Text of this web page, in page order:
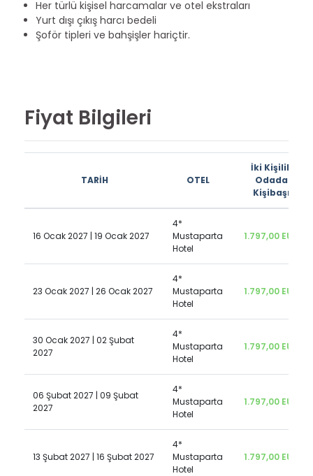
Her türlü kişisel harcamalar ve otel ekstraları
Yurt dışı çıkış harcı bedeli
Şoför tipleri ve bahşişler hariçtir.
Fiyat Bilgileri
TARİH OTEL
İki Kişilik
Odada
Kişibaşı
16 Ocak 2027 | 19 Ocak 2027
4*
Mustaparta
Hotel
1.797,00 EUR
23 Ocak 2027 | 26 Ocak 2027
4*
Mustaparta
Hotel
1.797,00 EUR
30 Ocak 2027 | 02 Şubat
2027
4*
Mustaparta
Hotel
1.797,00 EUR
06 Şubat 2027 | 09 Şubat
2027
4*
Mustaparta
Hotel
1.797,00 EUR
13 Şubat 2027 | 16 Şubat 2027
4*
Mustaparta
Hotel
1.797,00 EUR